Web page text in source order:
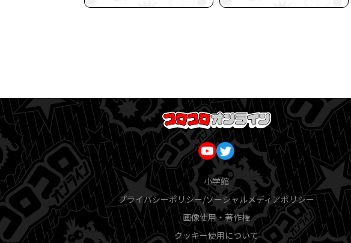
小学館
プライバシーポリシー/ソーシャルメディアポリシー
画像使用・著作権
クッキー使用について